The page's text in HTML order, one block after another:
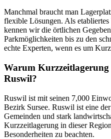
Manchmal braucht man
flexible Lösungen. Als
kennen wir die örtlichen
Parkmöglichkeiten bis zu den
echte Experten, wenn es um
Warum
Ruswil?
Ruswil ist mit seinen 7,000
Bezirk Sursee. Ruswil ist eine
Gemeinden und stark
Kurzzeitlagerung in dieser
Besonderheiten zu beachten.